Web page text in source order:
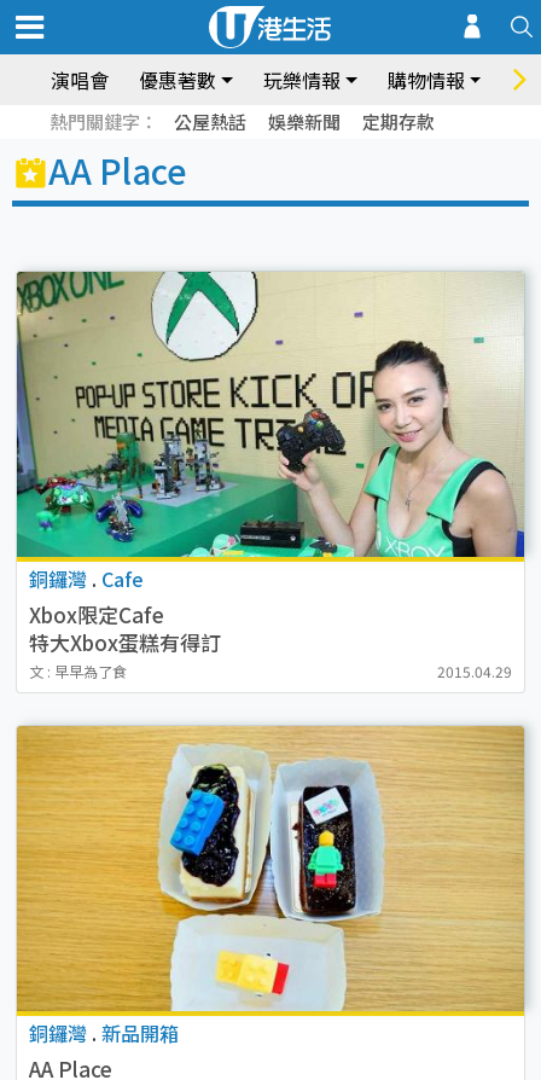
演唱會 優惠著數 玩樂情報 購物情報 飲
熱門關鍵字： 公屋熱話 娛樂新聞 定期存款
AA Place
銅鑼灣 . Cafe
Xbox限定Cafe
特大Xbox蛋糕有得訂
文 : 早早為了食 2015.04.29
銅鑼灣 . 新品開箱
AA Place